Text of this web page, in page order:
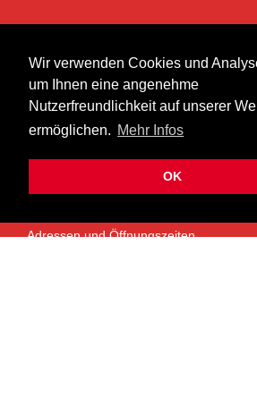
Wir verwenden Cookies und
um Ihnen eine angenehme
Nutzerfreundlichkeit auf unserer
ermöglichen. Mehr Infos
OK
heer musik ag
Lättenstrasse 35
8952 Schlieren
info@heermusic.com
ÜBER UNS
Adressen und Öffnungszeiten